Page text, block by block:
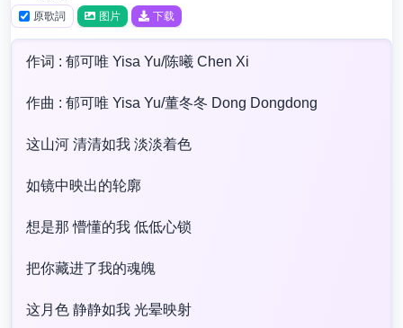
原歌詞 图片 下载
作词 : 郁可唯 Yisa Yu/陈曦 Chen Xi
作曲 : 郁可唯 Yisa Yu/董冬冬 Dong Dongdong
这山河 清清如我 淡淡着色
如镜中映出的轮廓
想是那 懵懂的我 低低心锁
把你藏进了我的魂魄
这月色 静静如我 光晕映射